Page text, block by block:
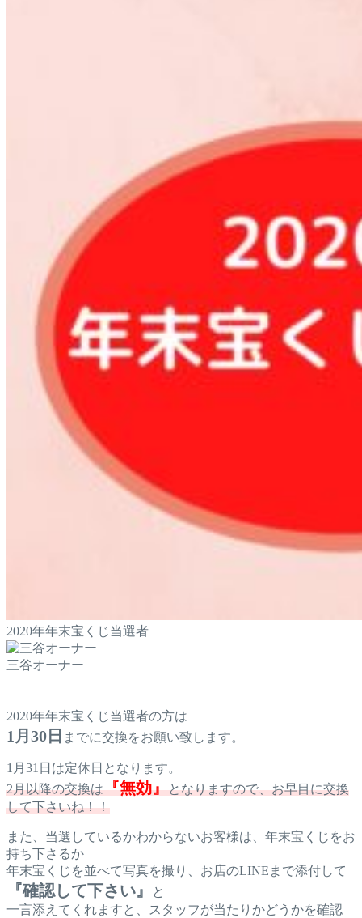
2020年年末宝くじ当選者
三谷オーナー
2020年年末宝くじ当選者の方は
1月30日 までに交換をお願い致します。
1月31日は定休日となります。
2月以降の交換は『無効』となりますので、お早目に交換
して下さいね！！
また、当選しているかわからないお客様は、年末宝くじをお
持ち下さるか
年末宝くじを並べて写真を撮り、お店のLINEまで添付して
『確認して下さい』
と
一言添えてくれますと、スタッフが当たりかどうかを確認